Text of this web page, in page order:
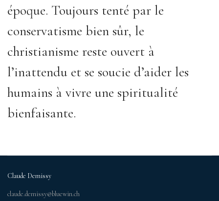
époque. Toujours tenté par le
conservatisme bien sûr, le
christianisme reste ouvert à
l’inattendu et se soucie d’aider les
humains à vivre une spiritualité
bienfaisante.
Claude Demissy
claude.demissy@bluewin.ch